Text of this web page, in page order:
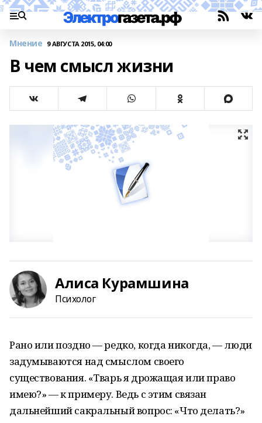
Мнение 9 АВГУСТА 2015, 04:00
В чем смысл жизни
Алиса Курамшина
Психолог
Рано или поздно — редко, когда никогда, — люди
задумываются над смыслом своего
существования. «Тварь я дрожащая или право
имею?» — к примеру. Ведь с этим связан
дальнейший сакральный вопрос: «Что делать?»